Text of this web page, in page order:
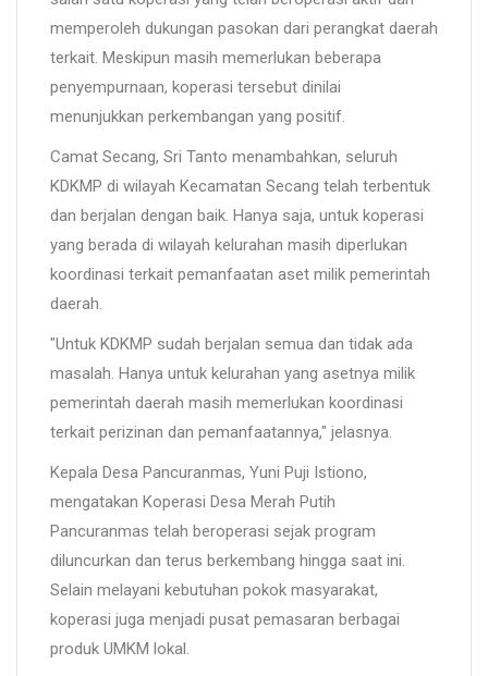
memperoleh dukungan pasokan dari perangkat daerah
terkait. Meskipun masih memerlukan beberapa
penyempurnaan, koperasi tersebut dinilai
menunjukkan perkembangan yang positif.
Camat Secang, Sri Tanto menambahkan, seluruh
KDKMP di wilayah Kecamatan Secang telah terbentuk
dan berjalan dengan baik. Hanya saja, untuk koperasi
yang berada di wilayah kelurahan masih diperlukan
koordinasi terkait pemanfaatan aset milik pemerintah
daerah.
"Untuk KDKMP sudah berjalan semua dan tidak ada
masalah. Hanya untuk kelurahan yang asetnya milik
pemerintah daerah masih memerlukan koordinasi
terkait perizinan dan pemanfaatannya," jelasnya.
Kepala Desa Pancuranmas, Yuni Puji Istiono,
mengatakan Koperasi Desa Merah Putih
Pancuranmas telah beroperasi sejak program
diluncurkan dan terus berkembang hingga saat ini.
Selain melayani kebutuhan pokok masyarakat,
koperasi juga menjadi pusat pemasaran berbagai
produk UMKM lokal.